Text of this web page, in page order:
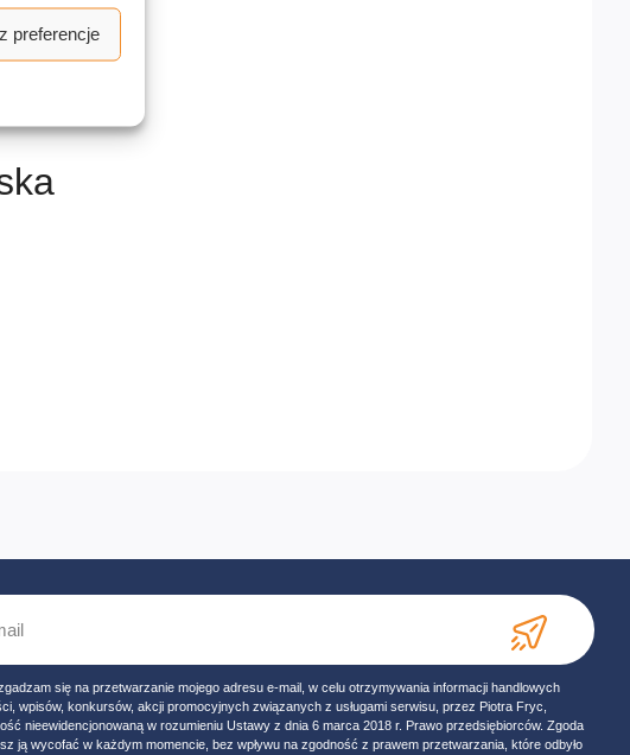
preferencje
się na przetwarzanie mojego adresu e-mail, w celu otrzymywania informacji handlowych
wpisów, konkursów, akcji promocyjnych związanych z usługami serwisu, przez Piotra Fryc,
nieewidencjonowaną w rozumieniu Ustawy z dnia 6 marca 2018 r. Prawo przedsiębiorców. Zgoda
ją wycofać w każdym momencie, bez wpływu na zgodność z prawem przetwarzania, które odbyło